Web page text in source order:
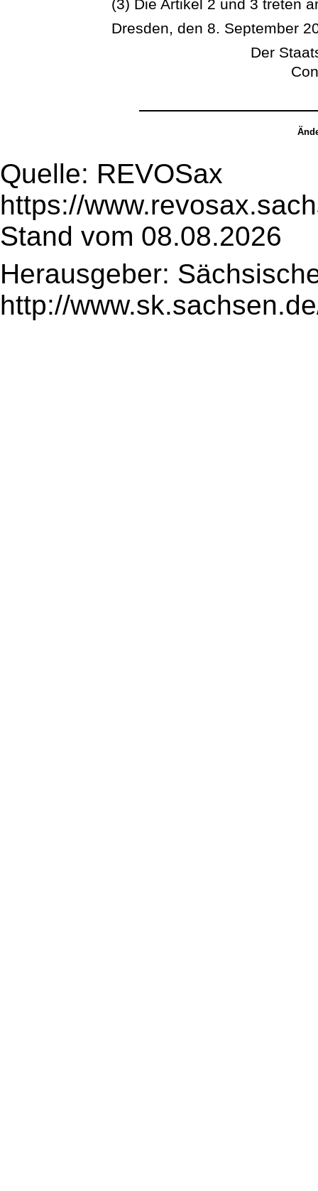
(3) Die Artikel 2 und 3 treten
Dresden, den 8. September
Der
Quelle: REVOSax
https://
Stand vom 08.08.2026
Herausgeber:
http://